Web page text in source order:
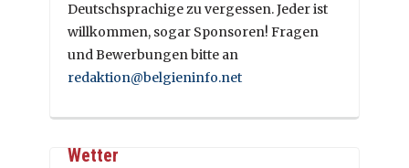
Deutschsprachige zu vergessen. Jeder ist
willkommen, sogar Sponsoren! Fragen
und Bewerbungen bitte an
redaktion@belgieninfo.net
Wetter